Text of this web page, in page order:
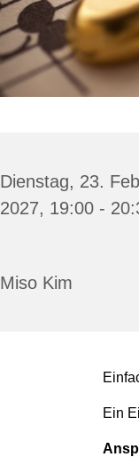
Dienstag, 23.
2027, 19:00 -
Miso Kim
Ein